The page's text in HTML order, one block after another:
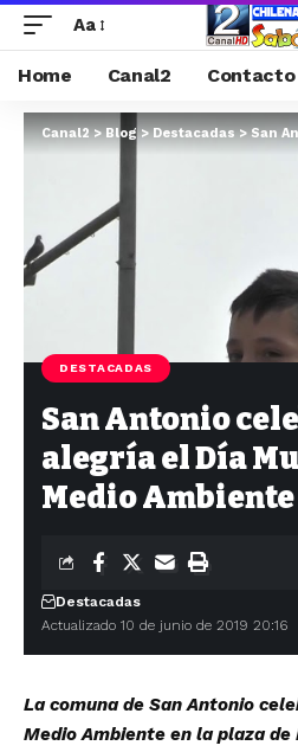
Aa
Home Canal2 Contacto
Canal2>Blog>Destacadas>San Antonio
DESTACADAS
San Antonio
alegría el Día
Medio Ambiente
Actualizado 10 de junio de 2019 20:16
Destacadas
La comuna de San Antonio
Medio Ambiente en la plaza de